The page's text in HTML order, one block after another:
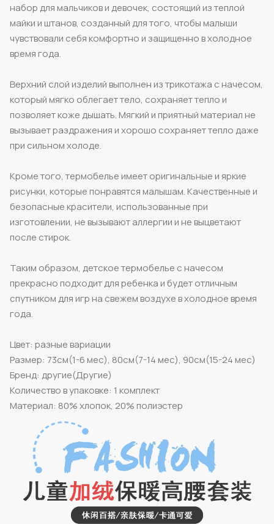
набор для мальчиков и девочек, состоящий из теплой
майки и штанов, созданный для того, чтобы малыши
чувствовали себя комфортно и защищенно в холодное
время года.
Верхний слой изделий выполнен из трикотажа с начесом,
который мягко облегает тело, сохраняет тепло и
позволяет коже дышать. Мягкий и приятный материал не
вызывает раздражения и хорошо сохраняет тепло даже
при сильном холоде.
Кроме того, термобелье имеет оригинальные и яркие
рисунки, которые понравятся малышам. Качественные и
безопасные красители, использованные при
изготовлении, не вызывают аллергии и не выцветают
после стирок.
Таким образом, детское термобелье с начесом
прекрасно подходит для ребенка и будет отличным
спутником для игр на свежем воздухе в холодное время
года.
Цвет: разные вариации
Размер: 73см(1-6 мес), 80см(7-14 мес), 90см(15-24 мес)
Бренд: другие(Другие)
Количество в упаковке: 1 комплект
Материал: 80% хлопок, 20% полиэстер